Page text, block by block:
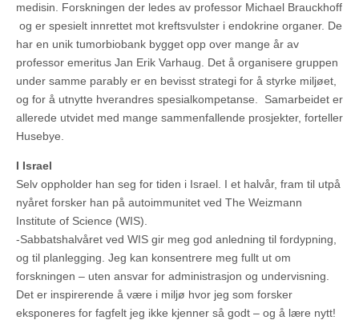
medisin. Forskningen der ledes av professor Michael Brauckhoff
og er spesielt innrettet mot kreftsvulster i endokrine organer. De
har en unik tumorbiobank bygget opp over mange år av
professor emeritus Jan Erik Varhaug. Det å organisere gruppen
under samme parably er en bevisst strategi for å styrke miljøet,
og for å utnytte hverandres spesialkompetanse. Samarbeidet er
allerede utvidet med mange sammenfallende prosjekter, forteller
Husebye.
I Israel
Selv oppholder han seg for tiden i Israel. I et halvår, fram til utpå
nyåret forsker han på autoimmunitet ved The Weizmann
Institute of Science (WIS).
-Sabbatshalvåret ved WIS gir meg god anledning til fordypning,
og til planlegging. Jeg kan konsentrere meg fullt ut om
forskningen – uten ansvar for administrasjon og undervisning.
Det er inspirerende å være i miljø hvor jeg som forsker
eksponeres for fagfelt jeg ikke kjenner så godt – og å lære nytt!